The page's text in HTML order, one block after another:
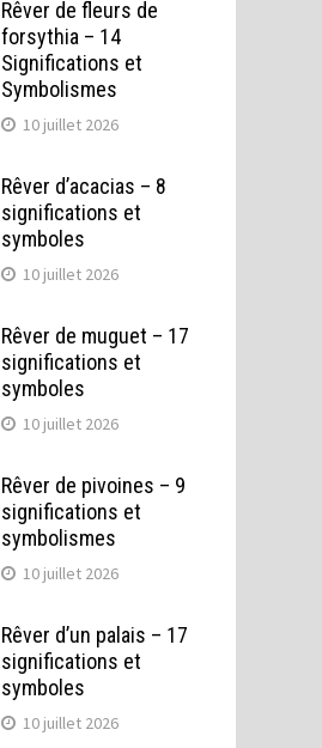
Rêver de fleurs de
forsythia – 14
Significations et
Symbolismes
10 juillet 2026
Rêver d’acacias – 8
significations et
symboles
10 juillet 2026
Rêver de muguet – 17
significations et
symboles
10 juillet 2026
Rêver de pivoines – 9
significations et
symbolismes
10 juillet 2026
Rêver d’un palais – 17
significations et
symboles
10 juillet 2026